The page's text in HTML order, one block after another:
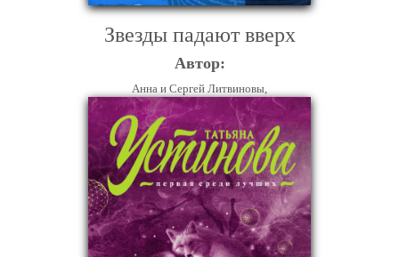
Звезды падают вверх
Автор:
Анна и Сергей Литвиновы,